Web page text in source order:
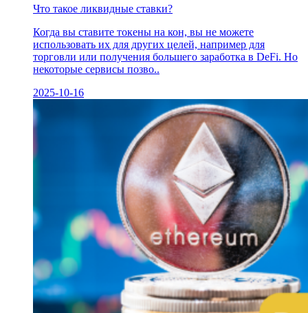
Что такое ликвидные ставки?
Когда вы ставите токены на кон, вы не можете
использовать их для других целей, например для
торговли или получения большего заработка в DeFi. Но
некоторые сервисы позво..
2025-10-16